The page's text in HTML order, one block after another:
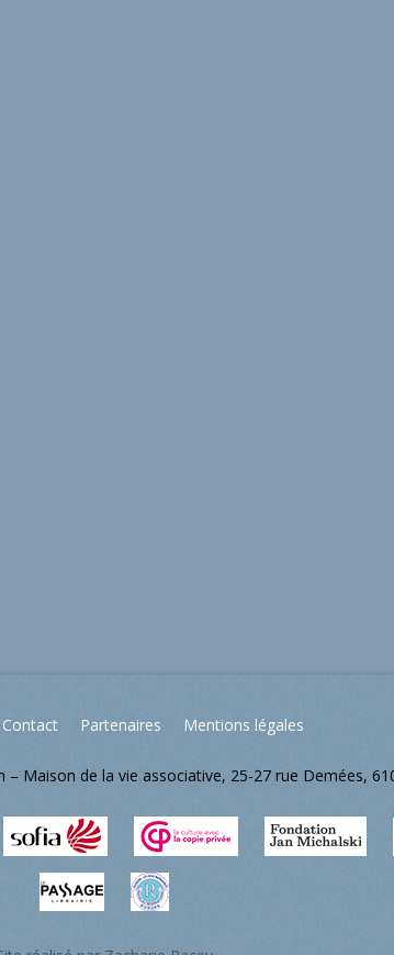
Contact Partenaires Mentions légales
– Maison de la vie associative, 25-27 rue Demées,